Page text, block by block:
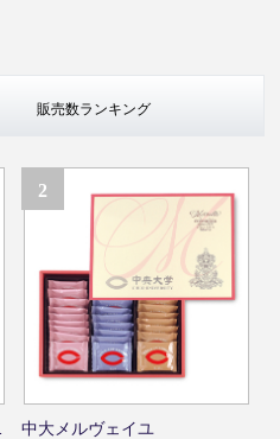
販売数ランキング
2
中大メルヴェイユ